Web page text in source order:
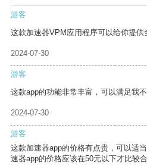
游客
这款加速器VPM应用程序可以给你提供
2024-07-30
游客
这款app的功能非常丰富，可以满足我不
2024-07-30
游客
这款加速器app的价格有点贵，可以适
速器app的价格应该在50元以下才比较合